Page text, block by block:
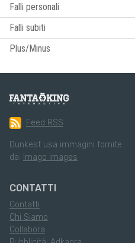
Falli personali
Falli subiti
Plus/Minus
Feed RSS
Dunkest usa immagini fornite
da: Imago Images
CONTATTI
Contatti
Chi Siamo
Collabora